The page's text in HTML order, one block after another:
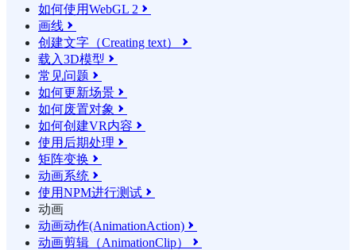
如何使用WebGL 2 
画线 
创建文字（Creating text） 
载入3D模型 
常见问题 
如何更新场景 
如何废置对象 
如何创建VR内容 
使用后期处理 
矩阵变换 
动画系统 
使用NPM进行测试 
动画
动画动作(AnimationAction) 
动画剪辑（AnimationClip） 